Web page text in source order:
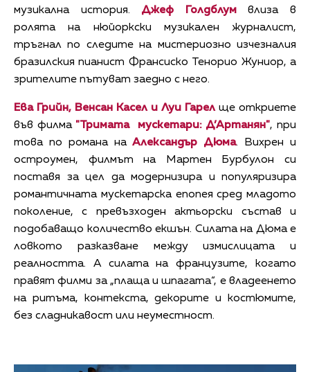
музикална история. Джеф Голдблумвлиза в
ролята на нюйоркски музикален журналист,
тръгнал по следите на мистериозно изчезналия
бразилския пианист Франсиско Тенорио Жуниор, а
зрителите пътуват заедно с него.
Ева Грийн, Венсан Касел и Луи Гарел ще откриете
във филма"Тримата мускетари: Д’Артанян", при
това по романа наАлександър Дюма. Вихрен и
остроумен, филмът на Мартен Бурбулон си
поставя за цел да модернизира и популяризира
романтичната мускетарска епопея сред младото
поколение, с превъзходен актьорски състав и
подобаващо количество екшън. Силата на Дюма е
ловкото разказване между измислицата и
реалността. А силата на французите, когато
правят филми за „плаща и шпагата“, е владеенето
на ритъма, контекста, декорите и костюмите,
без сладникавост или неуместност.